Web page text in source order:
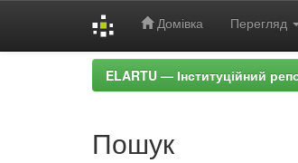
Домівка Перегляд
ELARTU — Інституційний
Пошук